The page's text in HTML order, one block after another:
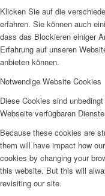
Klicken Sie auf die
erfahren. Sie können auch
dass das Blockieren einiger
Erfahrung auf unseren
anbieten können.
Notwendige Website Cookies
Diese Cookies sind
Webseite verfügbaren
Because these cookies are
them will have impact how
cookies by changing your
this website. But this will
revisiting our site.